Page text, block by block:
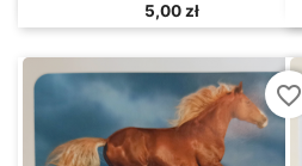
5,00 zł
favorite_border